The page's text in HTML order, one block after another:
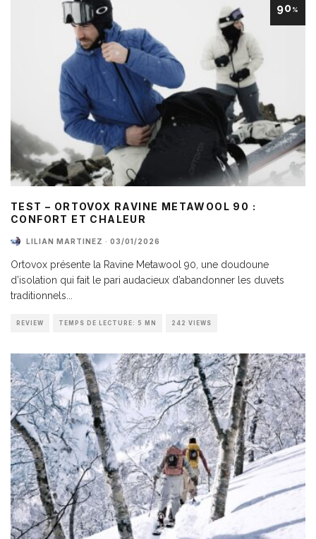
90%
TEST – ORTOVOX RAVINE METAWOOL 90 :
CONFORT ET CHALEUR
LILIAN MARTINEZ · 03/01/2026
Ortovox présente la Ravine Metawool 90, une doudoune
d’isolation qui fait le pari audacieux d’abandonner les duvets
traditionnels...
REVIEW TEMPS DE LECTURE: 5 MN 242 VIEWS